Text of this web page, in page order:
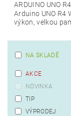
ARDUINO UNO
Arduino UNO R4
výkon, velkou
NA SKLADĚ
AKCE
NOVINKA
TIP
VÝPRODEJ